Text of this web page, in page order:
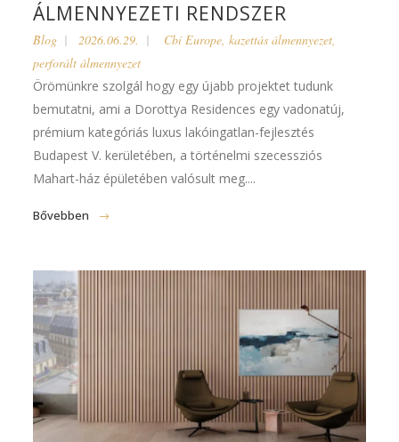
ÁLMENNYEZETI RENDSZER
Blog 2026.06.29. Cbi Europe,kazettás álmennyezet,
perforált álmennyezet
Örömünkre szolgál hogy egy újabb projektet tudunk
bemutatni, ami a Dorottya Residences egy vadonatúj,
prémium kategóriás luxus lakóingatlan-fejlesztés
Budapest V. kerületében, a történelmi szecessziós
Mahart-ház épületében valósult meg....
Bővebben